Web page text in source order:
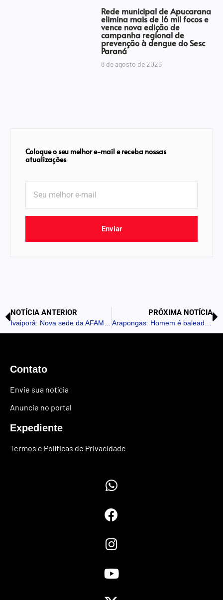
Rede municipal de Apucarana
elimina mais de 16 mil focos e
vence nova edição de
campanha regional de
prevenção à dengue do Sesc
Paraná
8 de agosto de 2026
Coloque o seu melhor e-mail e receba nossas
atualizações
Enviar
NOTÍCIA ANTERIOR PRÓXIMA NOTÍCIA
Contato
Envie sua notícia
Anuncie no portal
Expediente
Termos e Políticas de Privacidade